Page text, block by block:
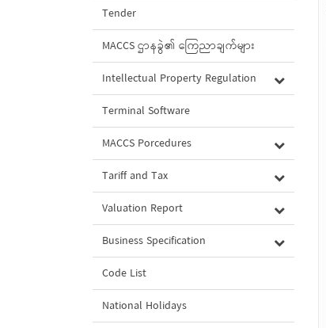
Tender
MACCS ဌာနခွဲ၏ ကြေညာချက်များ
Intellectual Property Regulation
Terminal Software
MACCS Porcedures
Tariff and Tax
Valuation Report
Business Specification
Code List
National Holidays